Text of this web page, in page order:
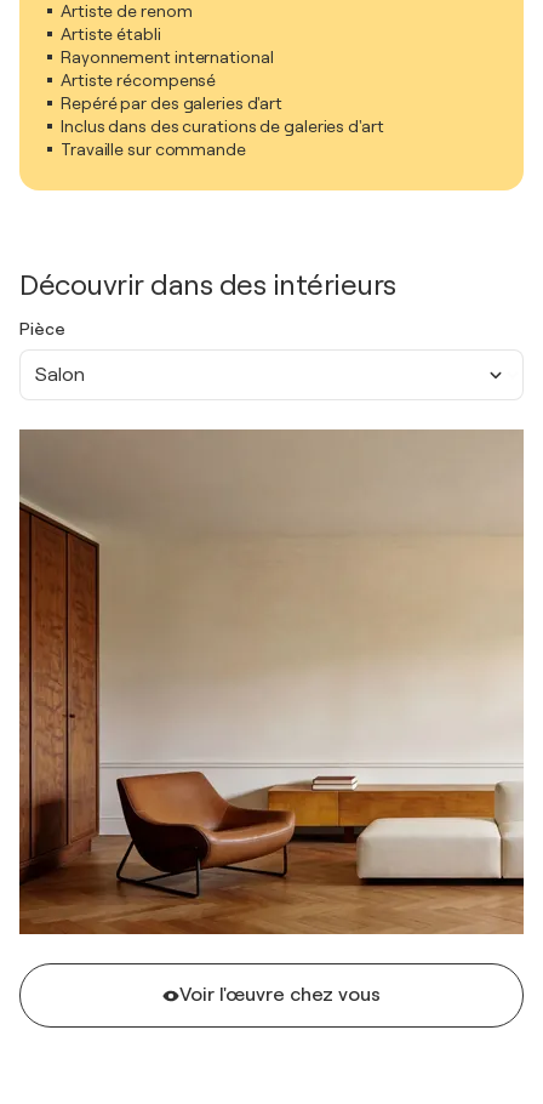
Artiste de renom
Artiste établi
Rayonnement international
Artiste récompensé
Repéré par des galeries d'art
Inclus dans des curations de galeries d'art
Travaille sur commande
Découvrir dans des intérieurs
Pièce
Salon
Voir l'œuvre chez vous